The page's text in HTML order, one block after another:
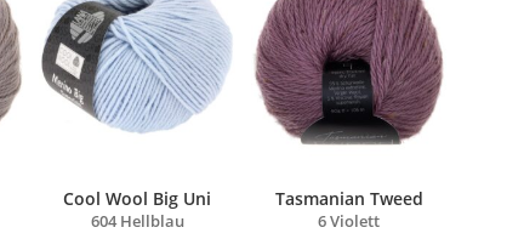
Cool Wool Big Uni
604 Hellblau
Tasmanian Tweed
6 Violett